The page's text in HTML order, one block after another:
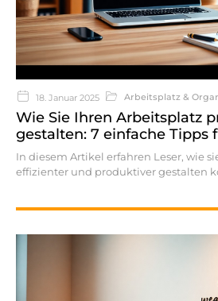
18. Januar 2025 Arbeitsplatz &
Wie Sie Ihren Arbeitsplatz
gestalten: 7 einfache Tipps
In diesem Artikel erfahren Leser, wie
effizienter und produktiver gestalten